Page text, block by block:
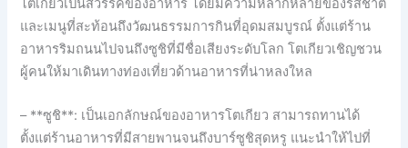
โตเกียวเป็นสวรรค์ของอาหาร โดยมีความหลากหลายของรสชาติ
และเมนูที่สะท้อนถึงวัฒนธรรมการกินที่อุดมสมบูรณ์ ตั้งแต่ร้าน
อาหารริมถนนไปจนถึงซูชิที่มีชื่อเสียงระดับโลก โตเกียวเชิญชวน
ผู้คนให้มาเดินทางท่องเที่ยวด้านอาหารที่น่าหลงใหล
– **ซูชิ**: เป็นเอกลักษณ์ของอาหารโตเกียว สามารถทานได้
ตั้งแต่ร้านอาหารที่มีสายพานจนถึงบาร์ซูชิสุดหรู แนะนำให้ไปที่